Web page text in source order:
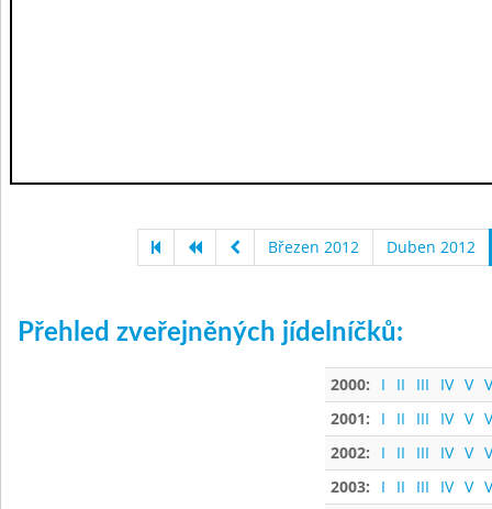
Březen 2012 Duben 2012
Přehled zveřejněných jídelníčků:
2000: I II III IV V
2001:
I II III IV V
2002:
I II III IV V
2003:
I II III IV V